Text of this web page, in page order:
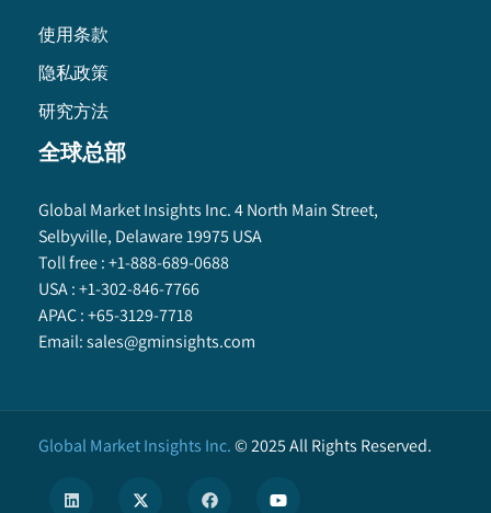
使用条款
隐私政策
研究方法
全球总部
Global Market Insights Inc. 4 North Main Street,
Selbyville, Delaware 19975 USA
Toll free :+1-888-689-0688
USA :+1-302-846-7766
APAC :+65-3129-7718
Email:sales@gminsights.com
Global Market Insights Inc.©2025All Rights Reserved.